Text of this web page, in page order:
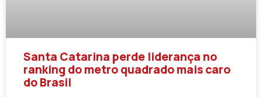
Santa Catarina perde liderança no
ranking do metro quadrado mais caro
do Brasil